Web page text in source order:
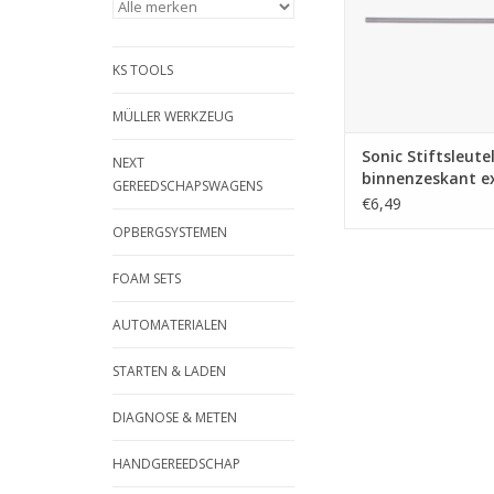
KS TOOLS
MÜLLER WERKZEUG
NEXT
GEREEDSCHAPSWAGENS
OPBERGSYSTEMEN
FOAM SETS
AUTOMATERIALEN
STARTEN & LADEN
DIAGNOSE & METEN
HANDGEREEDSCHAP
Sonic
binnenzeskant
lang 7mm
€6,49